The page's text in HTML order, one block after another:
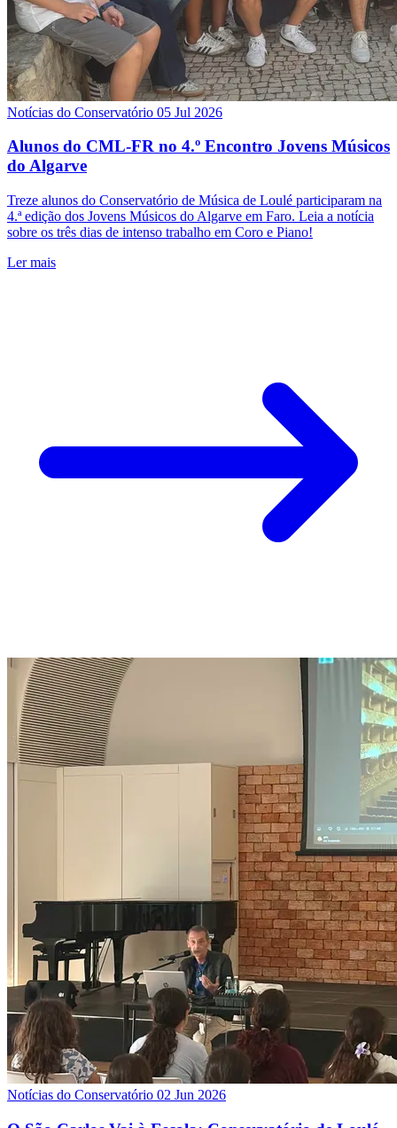
Notícias do Conservatório 05 Jul 2026
Alunos do CML-FR no 4.º Encontro Jovens Músicos
do Algarve
Treze alunos do Conservatório de Música de Loulé participaram na
4.ª edição dos Jovens Músicos do Algarve em Faro. Leia a notícia
sobre os três dias de intenso trabalho em Coro e Piano!
Ler mais
Notícias do Conservatório 02 Jun 2026